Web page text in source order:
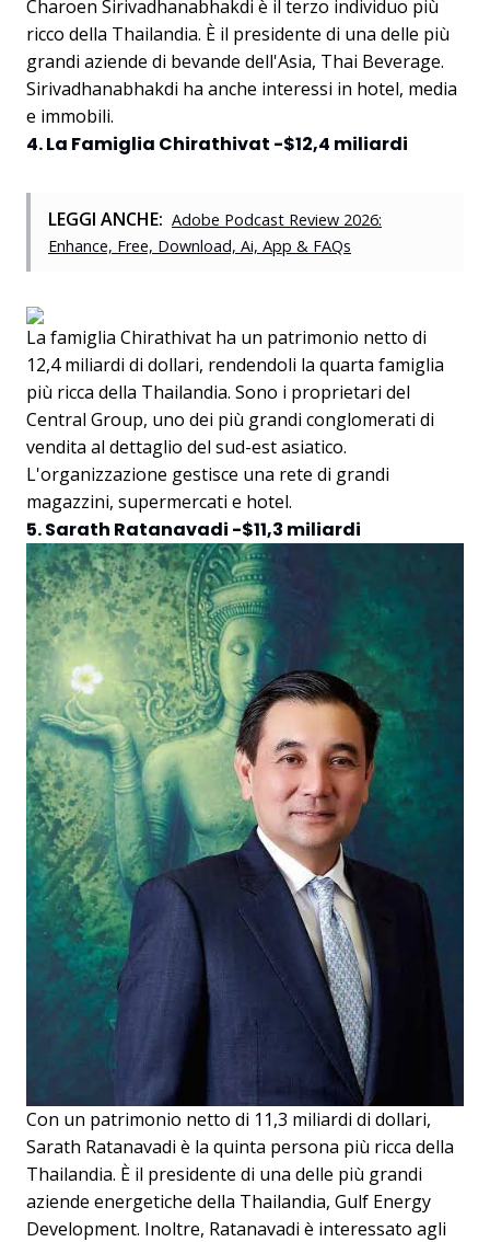
Charoen Sirivadhanabhakdi è il terzo individuo più
ricco della Thailandia. È il presidente di una delle più
grandi aziende di bevande dell'Asia, Thai Beverage.
Sirivadhanabhakdi ha anche interessi in hotel, media
e immobili.
4. La Famiglia Chirathivat -$12,4 miliardi
LEGGI ANCHE: Adobe Podcast Review 2026:
Enhance, Free, Download, Ai, App & FAQs
La famiglia Chirathivat ha un patrimonio netto di
12,4 miliardi di dollari, rendendoli la quarta famiglia
più ricca della Thailandia. Sono i proprietari del
Central Group, uno dei più grandi conglomerati di
vendita al dettaglio del sud-est asiatico.
L'organizzazione gestisce una rete di grandi
magazzini, supermercati e hotel.
5. Sarath Ratanavadi -$11,3 miliardi
Con un patrimonio netto di 11,3 miliardi di dollari,
Sarath Ratanavadi è la quinta persona più ricca della
Thailandia. È il presidente di una delle più grandi
aziende energetiche della Thailandia, Gulf Energy
Development. Inoltre, Ratanavadi è interessato agli